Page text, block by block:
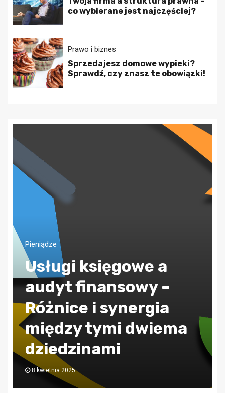
co wybierane jest najczęściej?
Prawo i biznes
Sprzedajesz domowe wypieki?
Sprawdź, czy znasz te obowiązki!
Pieniądze
ZUS jak poprawnie
obliczać składkę
zdrowotną?
30 lipca 2024